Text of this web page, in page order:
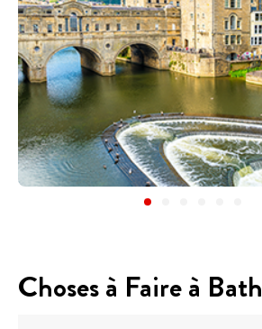
Choses à Faire à Bath